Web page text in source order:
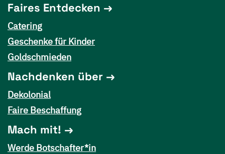
Faires Entdecken
Catering
Geschenke für Kinder
Goldschmieden
Nachdenken über
Dekolonial
Faire Beschaffung
Mach mit!
Werde Botschafter*in